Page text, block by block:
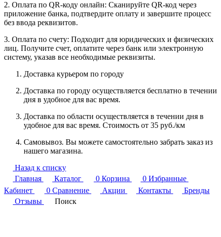
2. Оплата по QR-коду онлайн: Сканируйте QR-код через
приложение банка, подтвердите оплату и завершите процесс
без ввода реквизитов.
3. Оплата по счету: Подходит для юридических и физических
лиц. Получите счет, оплатите через банк или электронную
систему, указав все необходимые реквизиты.
Доставка курьером по городу
Доставка по городу осуществляется бесплатно в течении
дня в удобное для вас время.
Доставка по области осуществляется в течении дня в
удобное для вас время. Стоимость от 35 руб./км
Самовывоз. Вы можете самостоятельно забрать заказ из
нашего магазина.
Назад к списку
Главная
Каталог 0 Корзина 0 Избранные
Кабинет
0 Сравнение Акции Контакты
Бренды
Отзывы
Поиск